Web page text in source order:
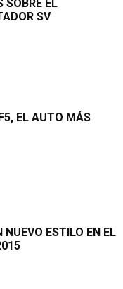
SOBRE EL
SV
EL AUTO MÁS
ESTILO EN EL